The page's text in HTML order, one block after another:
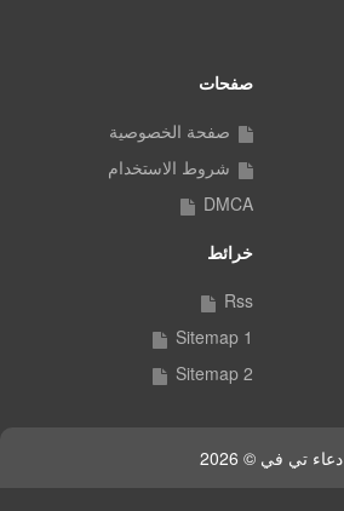
صفحات
صفحة الخصوصية
شروط الاستخدام
DMCA
خرائط
Rss
Sitemap 1
Sitemap 2
دعاء تي في © 2026